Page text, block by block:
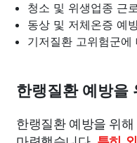
청소 및 위생업종 근
동상 및 저체온증 예
기저질환 고위험군
한랭질환 예방을
한랭질환 예방을 위